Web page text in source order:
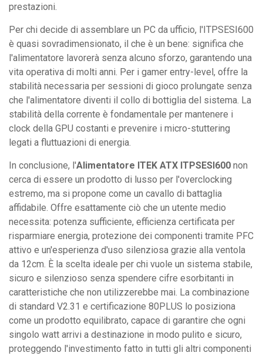
prestazioni.
Per chi decide di assemblare un PC da ufficio, l'ITPSESI600
è quasi sovradimensionato, il che è un bene: significa che
l'alimentatore lavorerà senza alcuno sforzo, garantendo una
vita operativa di molti anni. Per i gamer entry-level, offre la
stabilità necessaria per sessioni di gioco prolungate senza
che l'alimentatore diventi il collo di bottiglia del sistema. La
stabilità della corrente è fondamentale per mantenere i
clock della GPU costanti e prevenire i micro-stuttering
legati a fluttuazioni di energia.
In conclusione, l'Alimentatore ITEK ATX ITPSESI600 non
cerca di essere un prodotto di lusso per l'overclocking
estremo, ma si propone come un cavallo di battaglia
affidabile. Offre esattamente ciò che un utente medio
necessita: potenza sufficiente, efficienza certificata per
risparmiare energia, protezione dei componenti tramite PFC
attivo e un'esperienza d'uso silenziosa grazie alla ventola
da 12cm. È la scelta ideale per chi vuole un sistema stabile,
sicuro e silenzioso senza spendere cifre esorbitanti in
caratteristiche che non utilizzerebbe mai. La combinazione
di standard V2.31 e certificazione 80PLUS lo posiziona
come un prodotto equilibrato, capace di garantire che ogni
singolo watt arrivi a destinazione in modo pulito e sicuro,
proteggendo l'investimento fatto in tutti gli altri componenti